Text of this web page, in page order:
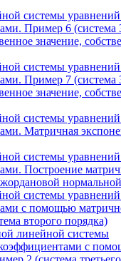
системы
Пример 6 (система
значение,
системы
Пример 7 (система
значение,
системы
Матричная
системы
Построение
системы
с помощью
второго порядка)
линейной системы
с